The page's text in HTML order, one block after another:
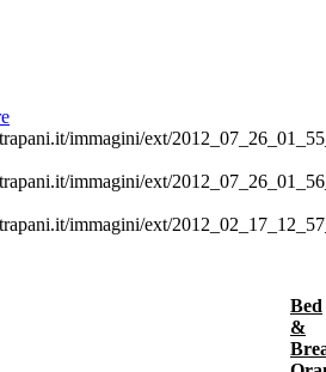
immagini/ext/
immagini/ext/
immagini/ext/
Bed
&